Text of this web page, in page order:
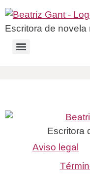
Escritora de novela
Escritora
Aviso legal